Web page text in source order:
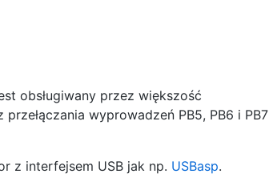
obsługiwany przez większość
wyprowadzeń PB5, PB6 i PB7
z interfejsem USB jak np. USBasp.